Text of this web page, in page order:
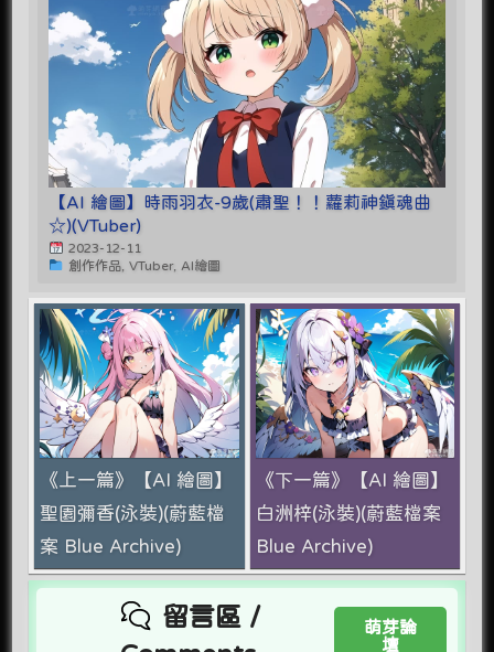
【AI 繪圖】時雨羽衣-9歲(肅聖！！蘿莉神鎮魂曲
☆)(VTuber)
2023-12-11
創作作品, VTuber, AI繪圖
《上一篇》【AI 繪圖】
聖園彌香(泳裝)(蔚藍檔
案 Blue Archive)
《下一篇》【AI 繪圖】
白洲梓(泳裝)(蔚藍檔案
Blue Archive)
留言區 /
萌芽論
壇